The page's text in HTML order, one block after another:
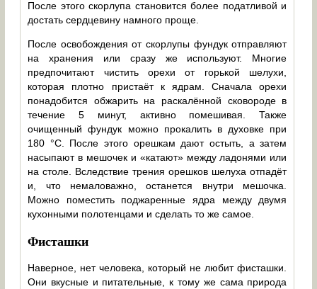
После этого скорлупа становится более податливой и
достать сердцевину намного проще.
После освобождения от скорлупы фундук отправляют
на хранения или сразу же используют. Многие
предпочитают чистить орехи от горькой шелухи,
которая плотно пристаёт к ядрам. Сначала орехи
понадобится обжарить на раскалённой сковороде в
течение 5 минут, активно помешивая. Также
очищенный фундук можно прокалить в духовке при
180 °C. После этого орешкам дают остыть, а затем
насыпают в мешочек и «катают» между ладонями или
на столе. Вследствие трения орешков шелуха отпадёт
и, что немаловажно, останется внутри мешочка.
Можно поместить поджаренные ядра между двумя
кухонными полотенцами и сделать то же самое.
Фисташки
Наверное, нет человека, который не любит фисташки.
Они вкусные и питательные, к тому же сама природа